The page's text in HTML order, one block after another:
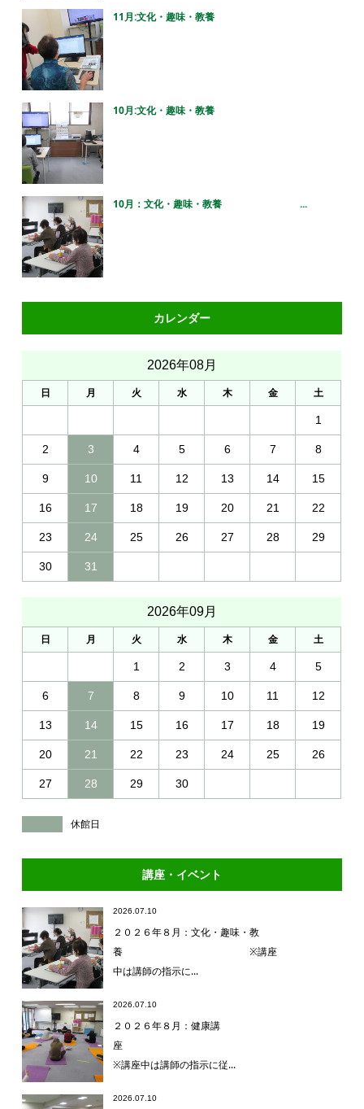
11月:文化・趣味・教養
10月:文化・趣味・教養
10月：文化・趣味・教養 ...
カレンダー
2026年08月
日 月 火 水 木 金 土
1
2 3 4 5 6 7 8
9 10 11 12 13 14 15
16 17 18 19 20 21 22
23 24 25 26 27 28 29
30 31
2026年09月
日 月 火 水 木 金 土
1 2 3 4 5
6 7 8 9 10 11 12
13 14 15 16 17 18 19
20 21 22 23 24 25 26
27 28 29 30
休館日
講座・イベント
2026.07.10
２０２６年８月：文化・趣味・教
養 ※講座
中は講師の指示に...
2026.07.10
２０２６年８月：健康講
座
※講座中は講師の指示に従...
2026.07.10